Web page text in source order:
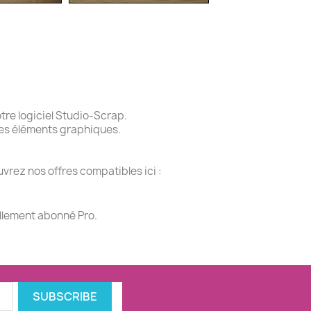
logiciel Studio-Scrap.
éléments graphiques.
nos offres compatibles ici :
abonné Pro.